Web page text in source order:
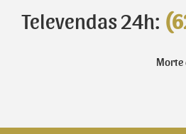
Televendas 24h:
Morte